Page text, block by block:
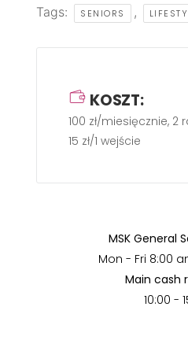
Tags: SENIORS ,
KOSZT:
100 zł/miesięcznie, 2
15 zł/1 wejście
MSK General
Mon - Fri 8:00
Main cash
10:00 -